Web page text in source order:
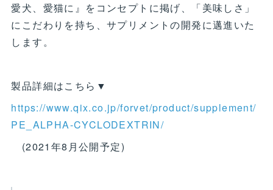
愛犬、愛猫に』をコンセプトに掲げ、「美味しさ」
にこだわりを持ち、サプリメントの開発に邁進いた
します。
製品詳細はこちら▼
https://www.qix.co.jp/forvet/product/supplement/
PE_ALPHA-CYCLODEXTRIN/
(2021年8月公開予定)